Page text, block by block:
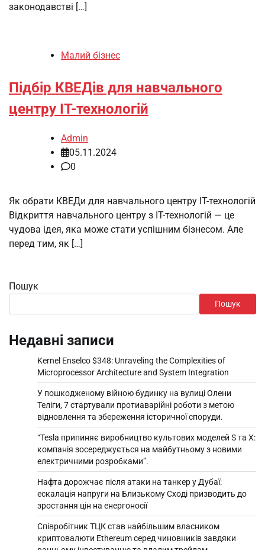
законодавстві […]
Малий бізнес
Підбір КВЕДів для навчального
центру IT-технологій
Admin
05.11.2024
0
Як обрати КВЕДи для навчального центру IT-технологій
Відкриття навчального центру з IT-технологій — це
чудова ідея, яка може стати успішним бізнесом. Але
перед тим, як […]
Пошук
Пошук
Недавні записи
Kernel Enselco $348: Unraveling the Complexities of
Microprocessor Architecture and System Integration
У пошкодженому війною будинку на вулиці Олени
Теліги, 7 стартували протиаварійні роботи з метою
відновлення та збереження історичної споруди.
“Tesla припиняє виробництво культових моделей S та X:
компанія зосереджується на майбутньому з новими
електричними розробками”.
Нафта дорожчає після атаки на танкер у Дубаї:
ескалація напруги на Близькому Сході призводить до
зростання цін на енергоносії
Співробітник ТЦК став найбільшим власником
криптовалюти Ethereum серед чиновників завдяки